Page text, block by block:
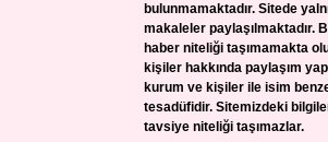
bulunmamaktadır. Sitede
makaleler paylaşılmaktadır.
haber niteliği taşımamakta
kişiler hakkında paylaşım
kurum ve kişiler ile isim
tesadüfidir. Sitemizdeki
tavsiye niteliği taşımazlar.